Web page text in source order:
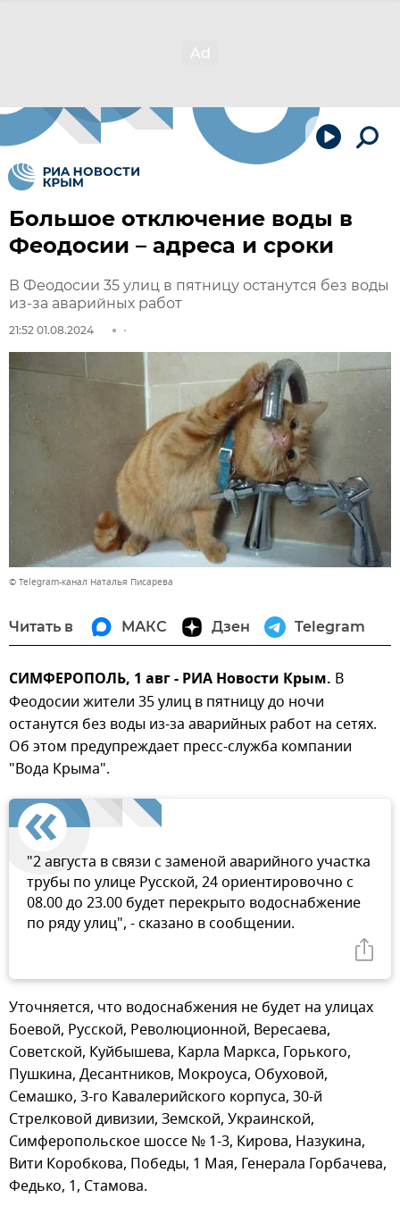
Большое отключение воды в
Феодосии – адреса и сроки
В Феодосии 35 улиц в пятницу останутся без воды
из-за аварийных работ
21:52 01.08.2024
© Telegram-канал Наталья Писарева
Читать в МАКС Дзен Telegram
СИМФЕРОПОЛЬ, 1 авг - РИА Новости Крым. В
Феодосии жители 35 улиц в пятницу до ночи
останутся без воды из-за аварийных работ на сетях.
Об этом предупреждает пресс-служба компании
"Вода Крыма".
"2 августа в связи с заменой аварийного участка
трубы по улице Русской, 24 ориентировочно с
08.00 до 23.00 будет перекрыто водоснабжение
по ряду улиц", - сказано в сообщении.
Уточняется, что водоснабжения не будет на улицах
Боевой, Русской, Революционной, Вересаева,
Советской, Куйбышева, Карла Маркса, Горького,
Пушкина, Десантников, Мокроуса, Обуховой,
Семашко, 3-го Кавалерийского корпуса, 30-й
Стрелковой дивизии, Земской, Украинской,
Симферопольское шоссе № 1-3, Кирова, Назукина,
Вити Коробкова, Победы, 1 Мая, Генерала Горбачева,
Федько, 1, Стамова.